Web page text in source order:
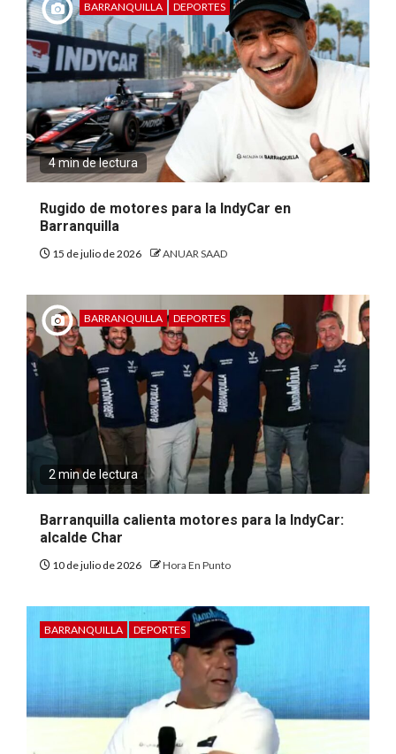
BARRANQUILLA DEPORTES
4 min de lectura
Rugido de motores para la IndyCar en
Barranquilla
15 de julio de 2026 ANUAR SAAD
BARRANQUILLA DEPORTES
2 min de lectura
Barranquilla calienta motores para la IndyCar:
alcalde Char
10 de julio de 2026 Hora En Punto
BARRANQUILLA DEPORTES